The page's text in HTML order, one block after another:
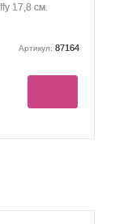
17,8 см.
Артикул: 87164